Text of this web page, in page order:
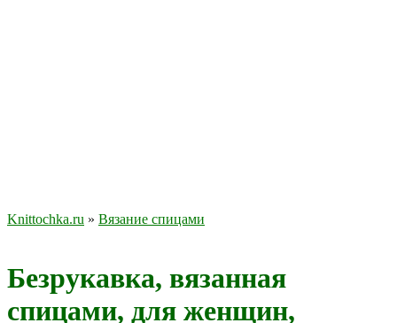
Knittochka.ru » Вязание спицами
Безрукавка, вязанная
спицами, для женщин,